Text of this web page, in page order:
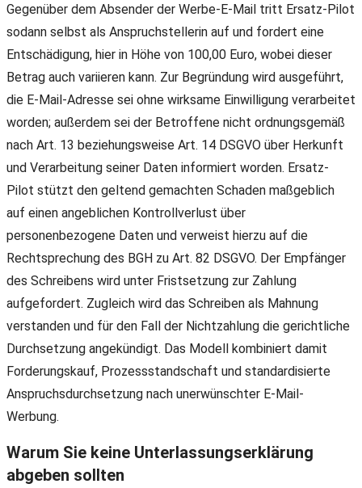
Gegenüber dem Absender der Werbe-E-Mail tritt Ersatz-Pilot
sodann selbst als Anspruchstellerin auf und fordert eine
Entschädigung, hier in Höhe von 100,00 Euro, wobei dieser
Betrag auch variieren kann. Zur Begründung wird ausgeführt,
die E-Mail-Adresse sei ohne wirksame Einwilligung verarbeitet
worden; außerdem sei der Betroffene nicht ordnungsgemäß
nach Art. 13 beziehungsweise Art. 14 DSGVO über Herkunft
und Verarbeitung seiner Daten informiert worden. Ersatz-
Pilot stützt den geltend gemachten Schaden maßgeblich
auf einen angeblichen Kontrollverlust über
personenbezogene Daten und verweist hierzu auf die
Rechtsprechung des BGH zu Art. 82 DSGVO. Der Empfänger
des Schreibens wird unter Fristsetzung zur Zahlung
aufgefordert. Zugleich wird das Schreiben als Mahnung
verstanden und für den Fall der Nichtzahlung die gerichtliche
Durchsetzung angekündigt. Das Modell kombiniert damit
Forderungskauf, Prozessstandschaft und standardisierte
Anspruchsdurchsetzung nach unerwünschter E-Mail-
Werbung.
Warum Sie keine Unterlassungserklärung
abgeben sollten